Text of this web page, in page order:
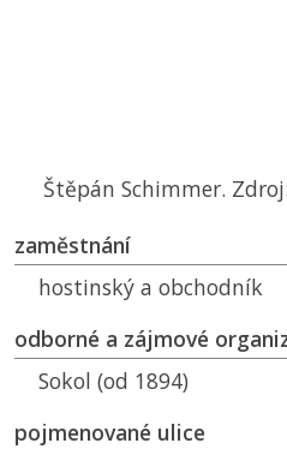
Štěpán Schimmer.
zaměstnání
hostinský a obchodník
odborné a zájmové
Sokol (od 1894)
pojmenované ulice